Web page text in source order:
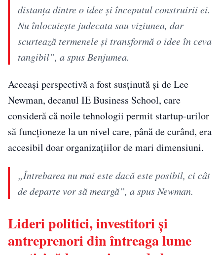
distanța dintre o idee și începutul construirii ei.
Nu înlocuiește judecata sau viziunea, dar
scurtează termenele și transformă o idee în ceva
tangibil”, a spus Benjumea.
Aceeași perspectivă a fost susținută și de Lee
Newman, decanul IE Business School, care
consideră că noile tehnologii permit startup-urilor
să funcționeze la un nivel care, până de curând, era
accesibil doar organizațiilor de mari dimensiuni.
„Întrebarea nu mai este dacă este posibil, ci cât
de departe vor să meargă”, a spus Newman.
Lideri politici, investitori și
antreprenori din întreaga lume